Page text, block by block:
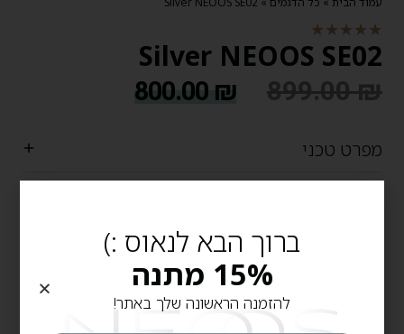
★
★
★
★
★
Silver NEOOS SE02
899.00₪
800.00₪
מפרט טכני
שתי רצועות
אחריות והחזרות
אמצעי תשלום
ברוך הבא לנאוס :)
15% מתנה
להזמנה הראשונה שלך באתר!